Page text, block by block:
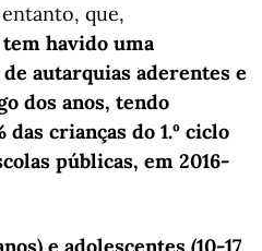
que,
havido uma
autarquias aderentes e
dos anos, tendo
das crianças do 1.º ciclo
públicas, em 2016-